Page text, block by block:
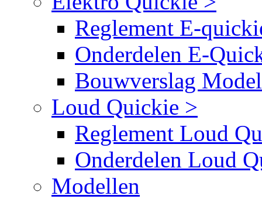
Reglement E-
Onderdelen E-
Bouwverslag
Loud Quickie >
Reglement Loud
Onderdelen Loud
Modellen